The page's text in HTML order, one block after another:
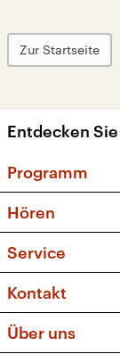
Zur Startseite
Entdecken
Programm
Musikliste
Kakadu
Hören
Service
FAQ
Apps
Kontakt
Über uns